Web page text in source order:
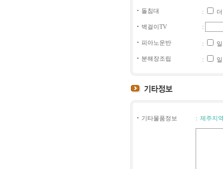
돌침대 :
벽걸이TV :
피아노운반 :
분해장조립 :
기타물품정보 : 제주지